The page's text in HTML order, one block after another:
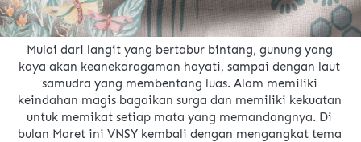
Mulai dari langit yang bertabur bintang, gunung yang
kaya akan keanekaragaman hayati, sampai dengan laut
samudra yang membentang luas. Alam memiliki
keindahan magis bagaikan surga dan memiliki kekuatan
untuk memikat setiap mata yang memandangnya. Di
bulan Maret ini VNSY kembali dengan mengangkat tema